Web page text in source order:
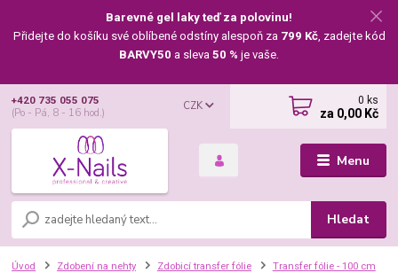
Barevné gel laky teď za polovinu!
Přidejte do košíku své oblíbené odstíny alespoň za 799 Kč, zadejte kód
BARVY50 a sleva 50 % je vaše.
Menu
CZK
Hledat
+420 735 055 075
(Po - Pá, 8 - 16 hod.)
0 ks
za 0,00 Kč
Úvod Zdobení na nehty Zdobicí transfer fólie
Transfer fólie - 100 cm